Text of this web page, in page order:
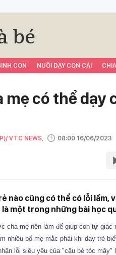
bé
CON NUÔI DẠY CON CÁI
mẹ có thể dạy
VTC NEWS, 08:00 16/06/2023
nào cũng có thể có lỗi lầm,
một trong những bài học
cha mẹ nên làm để giúp con tự giác
nhiều bố mẹ mắc phải khi dạy trẻ
lỗi siêu yêu của "cậu bé tóc